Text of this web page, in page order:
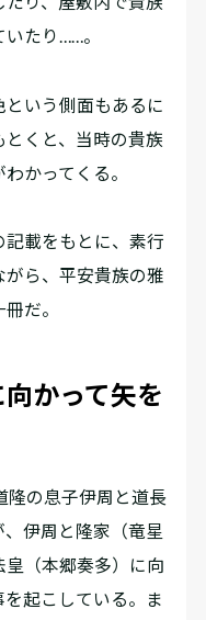
たり……。
いう側面もあるに
くと、当時の貴族
かってくる。
載をもとに、素行
ら、平安貴族の雅
だ。
かって矢を
の息子伊周と道長
伊周と隆家（竜星
（本郷奏多）に向
起こしている。ま